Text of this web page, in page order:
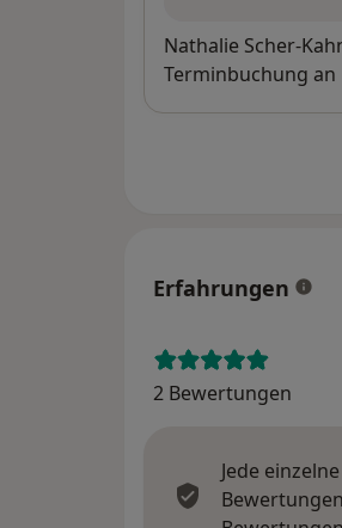
Verfügbarkeit
Nathalie Scher-
Terminbuchung an
Erfahrungen
2 Bewertungen
Jede